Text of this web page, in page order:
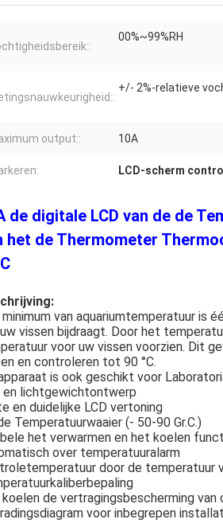
00%~99%RH
+/- 2%-relatieve
output:: 10A
LCD-scherm
de digitale LCD van de de
het de Thermometer
minimum van aquariumtemperatuur is
vissen bijdraagt. Door het
voor uw vissen voorzien. Dit
en controleren tot 90 °C.
is ook geschikt voor
en lichtgewichtontwerp
en duidelijke LCD vertoning
Temperatuurwaaier (- 50-90 Gr.C.)
het verwarmen en het koelen
over temperatuuralarm
door de temperatuur
koelen de vertragingsbescherming
voor inbegrepen